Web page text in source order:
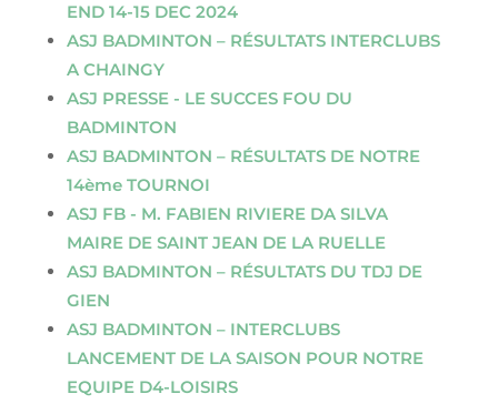
END 14-15 DEC 2024
ASJ BADMINTON – RÉSULTATS INTERCLUBS
A CHAINGY
ASJ PRESSE - LE SUCCES FOU DU
BADMINTON
ASJ BADMINTON – RÉSULTATS DE NOTRE
14ème TOURNOI
ASJ FB - M. FABIEN RIVIERE DA SILVA
MAIRE DE SAINT JEAN DE LA RUELLE
ASJ BADMINTON – RÉSULTATS DU TDJ DE
GIEN
ASJ BADMINTON – INTERCLUBS
LANCEMENT DE LA SAISON POUR NOTRE
EQUIPE D4-LOISIRS